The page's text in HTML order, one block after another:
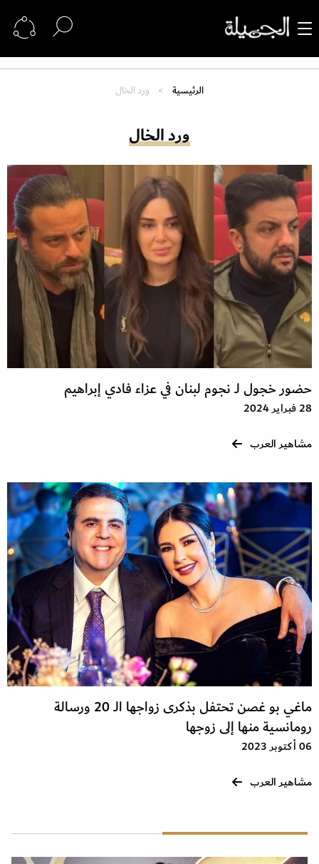
الرئيسية ورد الخال
ورد الخال
حضور خجول لـ نجوم لبنان في عزاء فادي إبراهيم
28 فبراير 2024
مشاهير العرب
ماغي بو غصن تحتفل بذكرى زواجها الـ 20 ورسالة
رومانسية منها إلى زوجها
06 أكتوبر 2023
مشاهير العرب